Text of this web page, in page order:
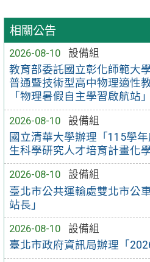
相關公告
2026-08-10
設備組
教育部委託國立彰化師範大
普通暨技術型高中物理適性
「物理暑假自主學習啟航站」
2026-08-10
設備組
國立清華大學辦理「115學
生科學研究人才培育計畫化
2026-08-10
設備組
臺北市公共運輸處雙北市公
站長」
2026-08-10
設備組
臺北市政府資訊局辦理「